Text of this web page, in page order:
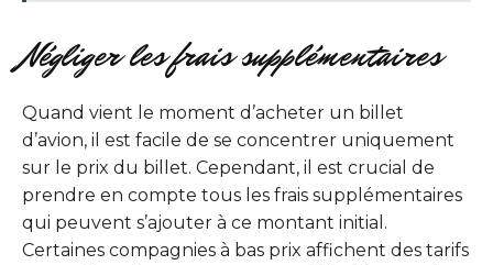
Négliger les frais supplémentaires
Quand vient le moment d’acheter un billet
d’avion, il est facile de se concentrer uniquement
sur le prix du billet. Cependant, il est crucial de
prendre en compte tous les frais supplémentaires
qui peuvent s’ajouter à ce montant initial.
Certaines compagnies à bas prix affichent des tarifs